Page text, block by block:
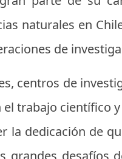
naturales en
de
centros de
trabajo científico
la dedicación de
desafíos